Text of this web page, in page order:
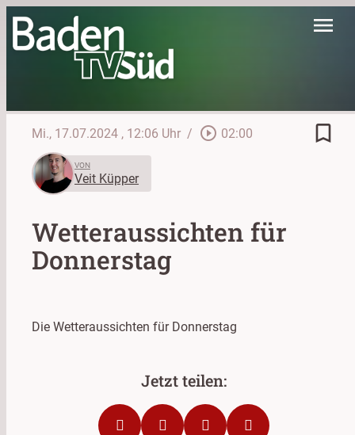
menu
Mi., 17.07.2024 , 12:06 Uhr / play_circle_outline 02:00 bookmark_border
VON
Veit Küpper
Wetteraussichten für
Donnerstag
Die Wetteraussichten für Donnerstag